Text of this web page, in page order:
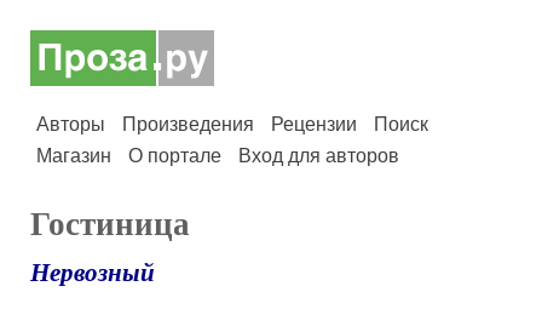
Авторы Произведения Рецензии
Поиск
Магазин
О портале Вход для авторов
Гостиница
Нервозный